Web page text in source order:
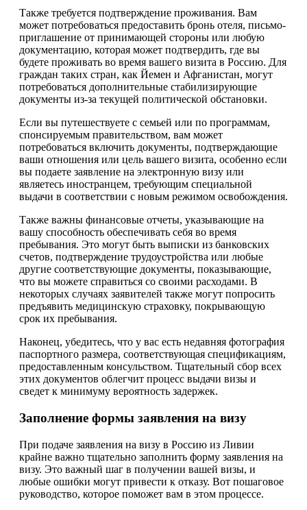
Также требуется подтверждение проживания. Вам
может потребоваться предоставить бронь отеля, письмо-
приглашение от принимающей стороны или любую
документацию, которая может подтвердить, где вы
будете проживать во время вашего визита в Россию. Для
граждан таких стран, как Йемен и Афганистан, могут
потребоваться дополнительные стабилизирующие
документы из-за текущей политической обстановки.
Если вы путешествуете с семьей или по программам,
спонсируемым правительством, вам может
потребоваться включить документы, подтверждающие
ваши отношения или цель вашего визита, особенно если
вы подаете заявление на электронную визу или
являетесь иностранцем, требующим специальной
выдачи в соответствии с новым режимом освобождения.
Также важны финансовые отчеты, указывающие на
вашу способность обеспечивать себя во время
пребывания. Это могут быть выписки из банковских
счетов, подтверждение трудоустройства или любые
другие соответствующие документы, показывающие,
что вы можете справиться со своими расходами. В
некоторых случаях заявителей также могут попросить
предъявить медицинскую страховку, покрывающую
срок их пребывания.
Наконец, убедитесь, что у вас есть недавняя фотография
паспортного размера, соответствующая спецификациям,
предоставленным консульством. Тщательный сбор всех
этих документов облегчит процесс выдачи визы и
сведет к минимуму вероятность задержек.
Заполнение формы заявления на визу
При подаче заявления на визу в Россию из Ливии
крайне важно тщательно заполнить форму заявления на
визу. Это важный шаг в получении вашей визы, и
любые ошибки могут привести к отказу. Вот пошаговое
руководство, которое поможет вам в этом процессе.